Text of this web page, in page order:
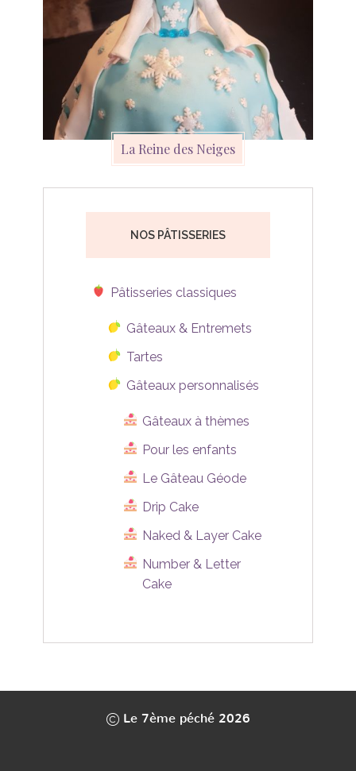
La Reine des Neiges
NOS PÂTISSERIES
Pâtisseries classiques
Gâteaux & Entremets
Tartes
Gâteaux personnalisés
Gâteaux à thèmes
Pour les enfants
Le Gâteau Géode
Drip Cake
Naked & Layer Cake
Number & Letter
Cake
Le 7ème péché 2026